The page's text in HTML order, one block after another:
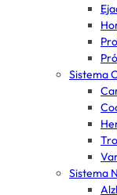
Sistema
Sistema